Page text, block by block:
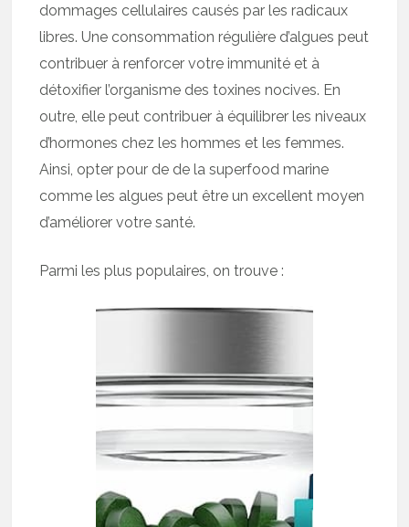
dommages cellulaires causés par les radicaux
libres. Une consommation régulière d’algues peut
contribuer à renforcer votre immunité et à
détoxifier l’organisme des toxines nocives. En
outre, elle peut contribuer à équilibrer les niveaux
d’hormones chez les hommes et les femmes.
Ainsi, opter pour de de la superfood marine
comme les algues peut être un excellent moyen
d’améliorer votre santé.
Parmi les plus populaires, on trouve :